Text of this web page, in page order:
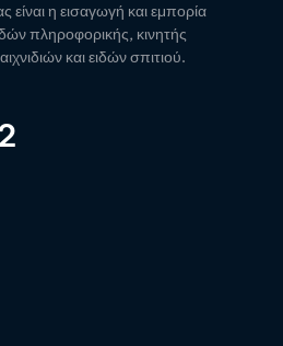
είναι η εισαγωγή και εμπορία
πληροφορικής, κινητής
και ειδών σπιτιού.